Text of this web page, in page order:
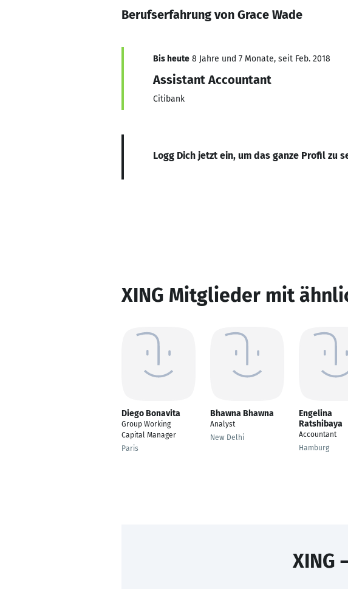
Berufserfahrung von Grace Wade
Bis heute 8 Jahre und 7 Monate, seit Feb. 2018
Assistant Accountant
Citibank
Logg Dich jetzt ein, um das ganze Profil zu
XING Mitglieder mit
Diego Bonavita
Group Working
Capital Manager
Paris
Bhawna Bhawna
Analyst
New Delhi
Engelina
Ratshibaya
Accountant
Hamburg
XING